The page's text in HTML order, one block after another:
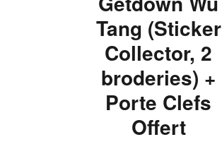
Tang (Sticker
Collector, 2
broderies) +
Porte Clefs
Offert